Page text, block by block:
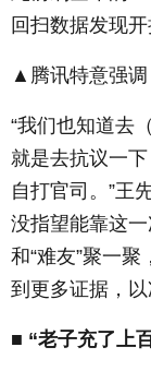
回扫数据发现开
▲腾讯特意强调
“我们也知道去
就是去抗议一
自打官司。”王
没指望能靠这
和“难友”聚一
到更多证据，以
■ “老子充了上